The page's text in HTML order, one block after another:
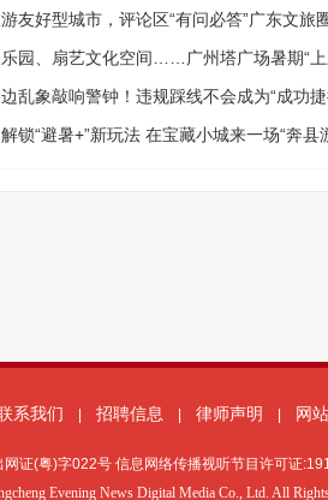
系我们 招聘信息 律师声明 网
网证(粤)字022号 信息网络传播视听节目许可证
Evening News Digital Media Co., Ltd. All